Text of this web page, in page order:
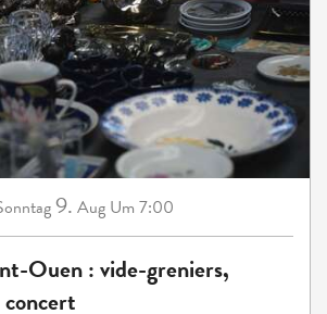
9. Aug Um 7:00
Ouen : vide-greniers,